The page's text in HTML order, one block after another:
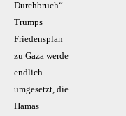
Durchbruch“.
Trumps
Friedensplan
zu Gaza werde
endlich
umgesetzt, die
Hamas